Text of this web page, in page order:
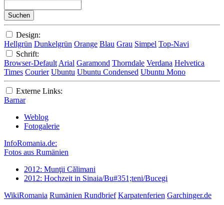
Design:
Hellgrün Dunkelgrün Orange Blau Grau Simpel Top-Navi
Schrift:
Browser-Default Arial Garamond Thorndale Verdana Helvetica
Times Courier Ubuntu Ubuntu Condensed Ubuntu Mono
Externe Links:
Barnar
Weblog
Fotogalerie
InfoRomania.de:
Fotos aus Rumänien
2012: Munţii Călimani
2012: Hochzeit in Sinaia/Bu#351;teni/Bucegi
WikiRomania Rumänien Rundbrief Karpatenferien Garchinger.de